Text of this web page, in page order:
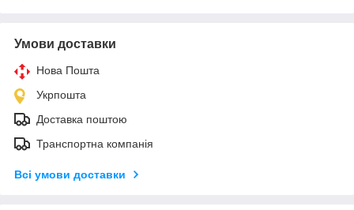
Умови доставки
Нова Пошта
Укрпошта
Доставка поштою
Транспортна компанія
Всі умови доставки